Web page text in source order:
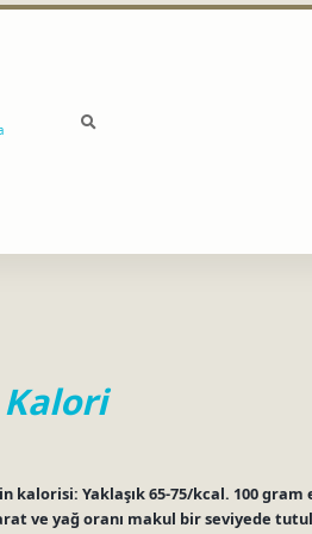
kalorisi: Yaklaşık 65-75/kcal. 100
ve yağ oranı makul bir seviyede